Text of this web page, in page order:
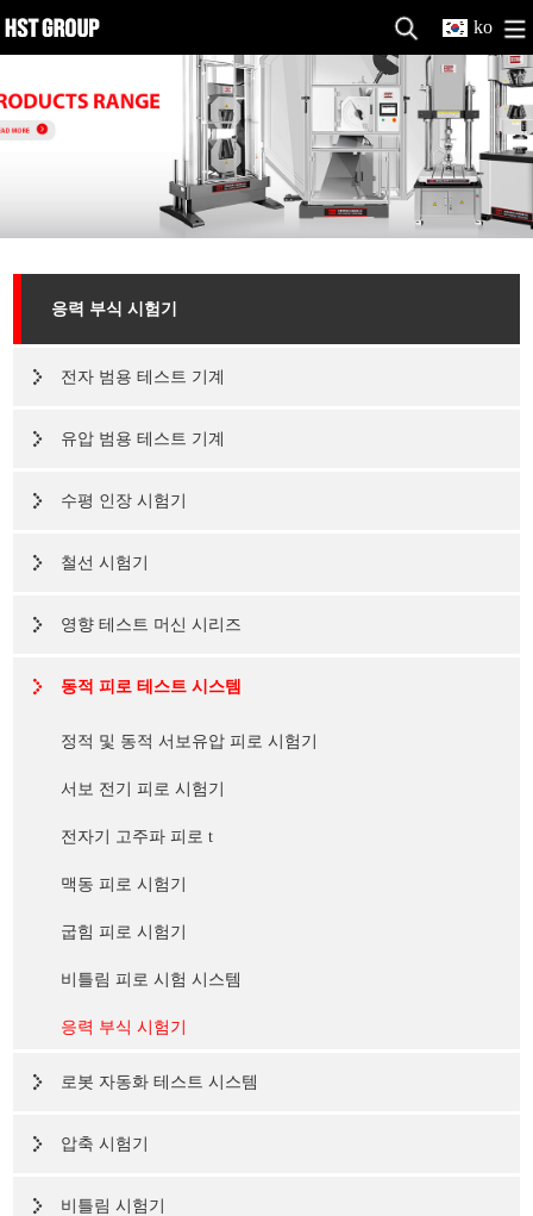
ko
응력 부식 시험기
전자 범용 테스트 기계
유압 범용 테스트 기계
수평 인장 시험기
철선 시험기
영향 테스트 머신 시리즈
동적 피로 테스트 시스템
정적 및 동적 서보유압 피로 시험기
서보 전기 피로 시험기
전자기 고주파 피로 t
맥동 피로 시험기
굽힘 피로 시험기
비틀림 피로 시험 시스템
응력 부식 시험기
로봇 자동화 테스트 시스템
압축 시험기
비틀림 시험기